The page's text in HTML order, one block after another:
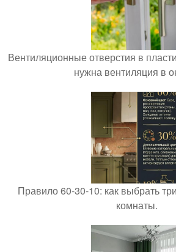
Вентиляционные отверстия в
нужна вентиляция в
Правило 60-30-10: как выбрать
комнаты.